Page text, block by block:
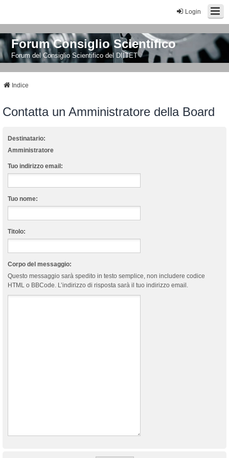
Login
Forum Consiglio Scientifico
Forum del Consiglio Scientifico del DIITET
Indice
Contatta un Amministratore della Board
Destinatario:
Amministratore
Tuo indirizzo email:
Tuo nome:
Titolo:
Corpo del messaggio:
Questo messaggio sarà spedito in testo semplice, non includere codice
HTML o BBCode. L’indirizzo di risposta sarà il tuo indirizzo email.